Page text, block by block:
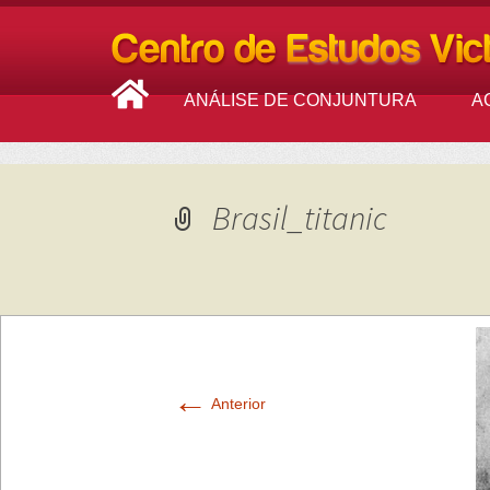
ANÁLISE DE CONJUNTURA
Brasil_titanic
← Anterior